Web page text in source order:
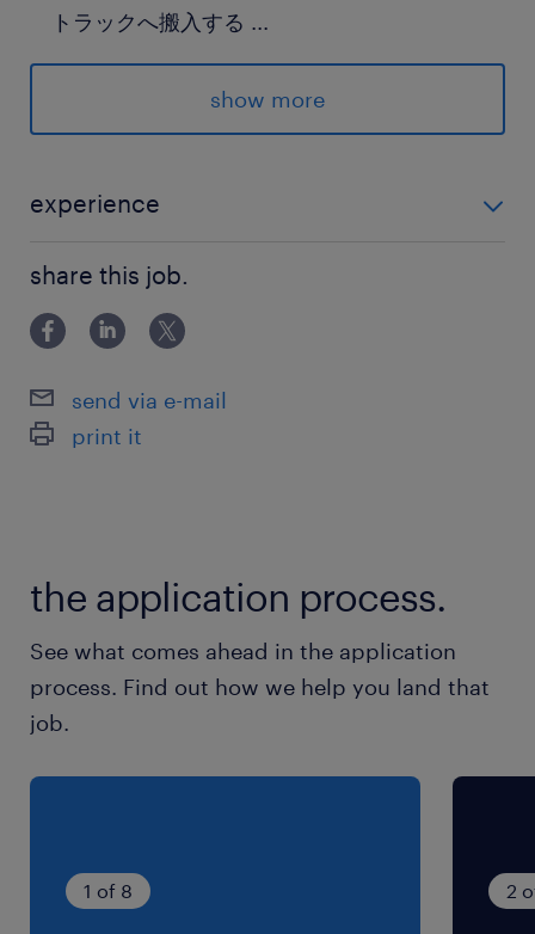
トラックへ搬入する ...
◆自動車部品の管理を請け負っている倉庫でのお
◆男性9割ですが、女性も活躍中の職場
◆制服・帽子・安全靴・ヘルメットの貸与あり
最寄駅
休日休暇
（1）8:00-17:00（実働8時間00分・休憩60分）
（2）20:00-5:00（実働8時間00分・休憩60
分）
交通費
show more
experience
経験は不問◎今回使用するのはカウンターフォークリ
フトです。
share this job.
send via e-mail
print it
the application process.
See what comes ahead in the application
process. Find out how we help you land that
job.
1 of 8 2